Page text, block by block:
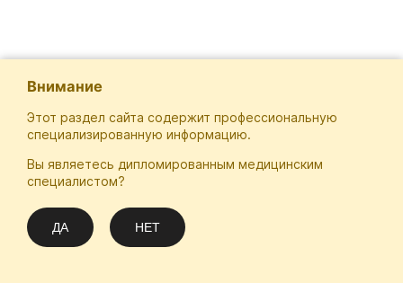
Внимание
Этот раздел сайта содержит профессиональную
специализированную информацию.
Вы являетесь дипломированным медицинским
специалистом?
ДА НЕТ
Отечественная Школа Онкологов
Email
info@practical-oncology.ru